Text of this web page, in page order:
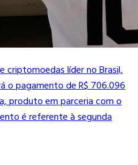
criptomoedas líder no Brasil,
o pagamento de R$ 706.096
produto em parceria com o
é referente à segunda